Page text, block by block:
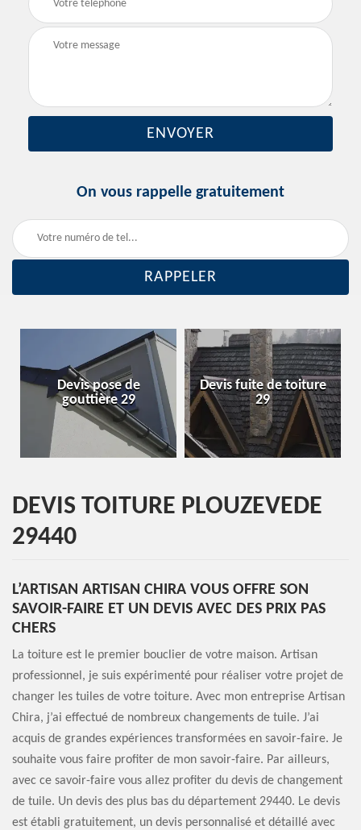
On vous rappelle gratuitement
Devis pose de
gouttière 29
Devis fuite de toiture
29
DEVIS TOITURE PLOUZEVEDE
29440
L’ARTISAN ARTISAN CHIRA VOUS OFFRE SON
SAVOIR-FAIRE ET UN DEVIS AVEC DES PRIX PAS
CHERS
La toiture est le premier bouclier de votre maison. Artisan
professionnel, je suis expérimenté pour réaliser votre projet de
changer les tuiles de votre toiture. Avec mon entreprise Artisan
Chira, j’ai effectué de nombreux changements de tuile. J’ai
acquis de grandes expériences transformées en savoir-faire. Je
souhaite vous faire profiter de mon savoir-faire. Par ailleurs,
avec ce savoir-faire vous allez profiter du devis de changement
de tuile. Un devis des plus bas du département 29440. Le devis
est établi gratuitement, un devis personnalisé et détaillé avec